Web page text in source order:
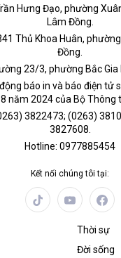
Hưng Đạo, phường
Lâm Đồng.
Thủ Khoa Huân,
Đồng.
23/3, phường Bắc Gia
báo in và báo điện tử
năm 2024 của Bộ Thông
3822473; (0263)
3827608.
Hotline: 0977885454
Kết nối chúng tôi tại:
Thời sự
Đời sống